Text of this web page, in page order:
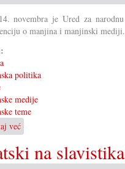
Savjeta
novembra je Ured za
o manjina i manjinski mediji.
politika
medije
teme
već
Kongres
narodnih
grupna slavistika